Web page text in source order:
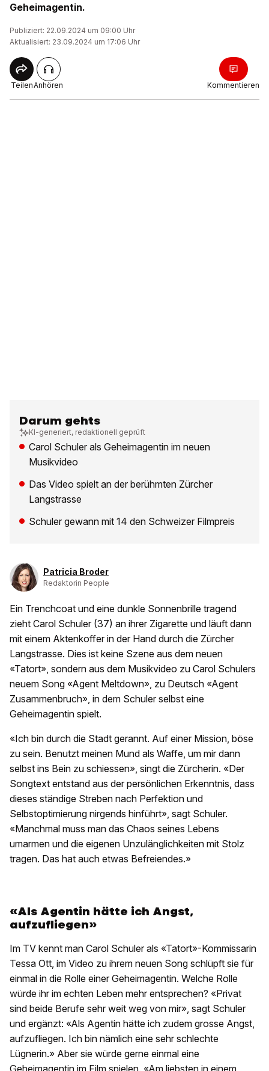
Geheimagentin.
Publiziert: 22.09.2024 um 09:00 Uhr
Aktualisiert: 23.09.2024 um 17:06 Uhr
TeilenAnhören Kommentieren
Darum gehts
KI-generiert, redaktionell geprüft
Carol Schuler als Geheimagentin im neuen
Musikvideo
Das Video spielt an der berühmten Zürcher
Langstrasse
Schuler gewann mit 14 den Schweizer Filmpreis
Patricia Broder
Redaktorin People
Ein Trenchcoat und eine dunkle Sonnenbrille tragend
zieht Carol Schuler (37) an ihrer Zigarette und läuft dann
mit einem Aktenkoffer in der Hand durch die Zürcher
Langstrasse. Dies ist keine Szene aus dem neuen
«Tatort», sondern aus dem Musikvideo zu Carol Schulers
neuem Song «Agent Meltdown», zu Deutsch «Agent
Zusammenbruch», in dem Schuler selbst eine
Geheimagentin spielt.
«Ich bin durch die Stadt gerannt. Auf einer Mission, böse
zu sein. Benutzt meinen Mund als Waffe, um mir dann
selbst ins Bein zu schiessen», singt die Zürcherin. «Der
Songtext entstand aus der persönlichen Erkenntnis, dass
dieses ständige Streben nach Perfektion und
Selbstoptimierung nirgends hinführt», sagt Schuler.
«Manchmal muss man das Chaos seines Lebens
umarmen und die eigenen Unzulänglichkeiten mit Stolz
tragen. Das hat auch etwas Befreiendes.»
«Als Agentin hätte ich Angst,
aufzufliegen»
Im TV kennt man Carol Schuler als «Tatort»-Kommissarin
Tessa Ott, im Video zu ihrem neuen Song schlüpft sie für
einmal in die Rolle einer Geheimagentin. Welche Rolle
würde ihr im echten Leben mehr entsprechen? «Privat
sind beide Berufe sehr weit weg von mir», sagt Schuler
und ergänzt: «Als Agentin hätte ich zudem grosse Angst,
aufzufliegen. Ich bin nämlich eine sehr schlechte
Lügnerin.» Aber sie würde gerne einmal eine